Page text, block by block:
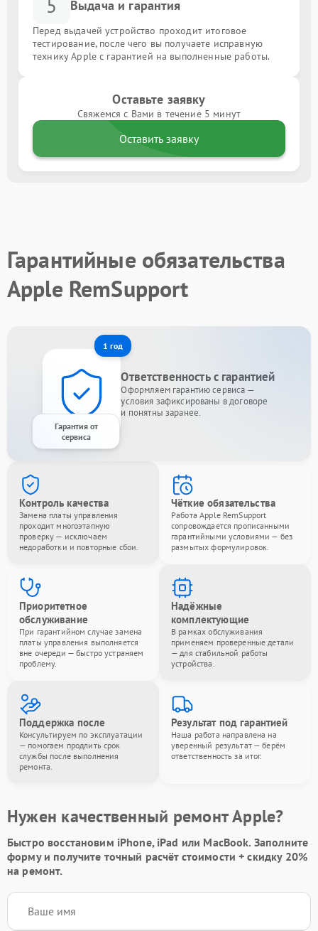
Выдача и гарантия
Перед выдачей устройство проходит итоговое
тестирование, после чего вы получаете исправную
технику Apple с гарантией на выполненные работы.
Оставьте заявку
Свяжемся с Вами в течение 5 минут
Оставить заявку
Гарантийные обязательства
Apple RemSupport
1 год
Гарантия от
сервиса
Ответственность с гарантией
Оформляем гарантию сервиса —
условия зафиксированы в договоре
и понятны заранее.
Контроль качества
Замена платы управления
проходит многоэтапную
проверку — исключаем
недоработки и повторные сбои.
Чёткие обязательства
Работа Apple RemSupport
сопровождается прописанными
гарантийными условиями — без
размытых формулировок.
Приоритетное
обслуживание
При гарантийном случае замена
платы управления выполняется
вне очереди — быстро устраняем
проблему.
Надёжные
комплектующие
В рамках обслуживания
применяем проверенные детали
— для стабильной работы
устройства.
Поддержка после
Консультируем по эксплуатации
— помогаем продлить срок
службы после выполнения
ремонта.
Результат под гарантией
Наша работа направлена на
уверенный результат — берём
ответственность за итог.
Нужен качественный ремонт Apple?
Быстро восстановим iPhone, iPad или MacBook. Заполните
формуи получите точный расчёт стоимости +скидку 20%
на ремонт.